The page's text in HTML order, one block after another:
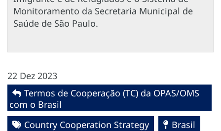
Monitoramento da Secretaria Municipal de
Saúde de São Paulo.
22 Dez 2023
Termos de Cooperação (TC) da OPAS/OMS
com o Brasil
Country Cooperation Strategy
Brasil